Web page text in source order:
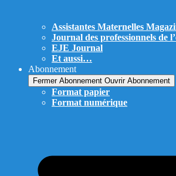
Assistantes Maternelles
Journal des professionnels de
EJE Journal
Et aussi…
Abonnement
Fermer Abonnement Ouvrir Abonnement
Format papier
Format numérique